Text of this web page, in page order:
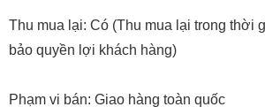
Thu mua lại: Có (Thu mua lại trong thời
bảo quyền lợi khách hàng)
Phạm vi bán: Giao hàng toàn quốc